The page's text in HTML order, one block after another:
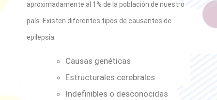
aproximadamente al 1% de la población de nuestro
país. Existen diferentes tipos de causantes de
epilepsia:
Causas genéticas
Estructurales cerebrales
Indefinibles o desconocidas